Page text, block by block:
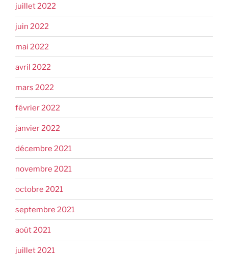
juillet 2022
juin 2022
mai 2022
avril 2022
mars 2022
février 2022
janvier 2022
décembre 2021
novembre 2021
octobre 2021
septembre 2021
août 2021
juillet 2021